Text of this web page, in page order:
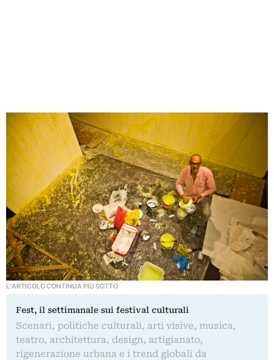
L'ARTICOLO CONTINUA PIÙ SOTTO
Fest, il settimanale sui festival culturali
Scenari, politiche culturali, arti visive, musica,
teatro, architettura, design, artigianato,
rigenerazione urbana e i trend globali da